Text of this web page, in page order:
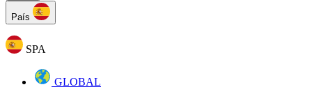
País
SPA
GLOBAL